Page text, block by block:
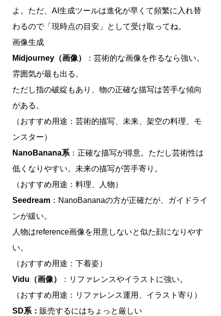
よ。ただ、AI生成ツールは進化が早くて頻繁に入れ替
わるので「現時点の目安」として受け取ってね。
画像生成
Midjourney（画像）
：芸術的な画像を作るなら強い。
雰囲気が最も出る。
ただし指の破綻もあり、物の正確な描写は苦手な傾向
がある。
（おすすめ用途：芸術的描写、未来、架空の料理、モ
ンスター）
NanoBanana系：正確な描写が得意。ただし芸術性は
低くなりやすい。未来の描写が苦手寄り。
（おすすめ用途：料理、人物）
Seedream：NanoBananaの方が正確だが、ガイドライ
ンが緩い。
人物はreference画像を用意しないと似た顔になりやす
い。
（おすすめ用途：下着姿）
Vidu（画像）
：リファレンスやイラストに強い。
（おすすめ用途：リファレンス運用、イラスト寄り）
SD系： 販売するにはちょっと厳しい